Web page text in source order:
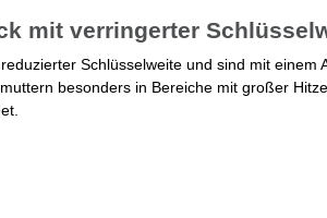
mit verringerter
Schlüsselweite und sind mit
besonders in Bereiche mit großer